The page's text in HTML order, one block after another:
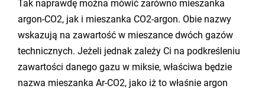
Tak naprawdę można mówić zarówno mieszanka
argon-CO2, jak i mieszanka CO2-argon. Obie nazwy
wskazują na zawartość w mieszance dwóch gazów
technicznych. Jeżeli jednak zależy Ci na podkreśleniu
zawartości danego gazu w miksie, właściwa będzie
nazwa mieszanka Ar-CO2, jako iż to właśnie argon